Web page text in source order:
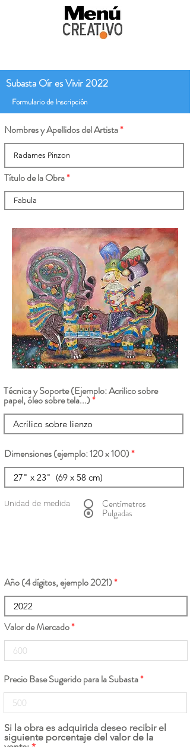
Subasta Oír es Vivir 2022
Formulario de Inscripción
Nombres y Apellidos del Artista
Título de la Obra
Técnica y Soporte (Ejemplo: Acrilico sobre
papel, óleo sobre tela...)
Dimensiones (ejemplo: 120 x 100)
Unidad de medida Centímetros
Pulgadas
Año (4 dígitos, ejemplo 2021)
Valor de Mercado
Precio Base Sugerido para la Subasta
Si la obra es adquirida deseo recibir el
siguiente porcentaje del valor de la